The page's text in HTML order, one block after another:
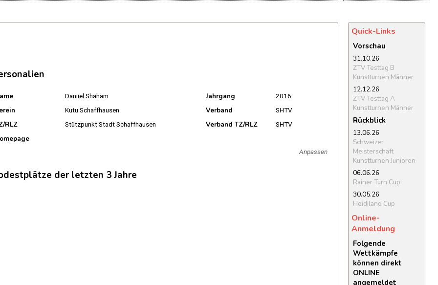
Daniiel Shaham Jahrgang 2016
Kutu Schaffhausen Verband SHTV
RLZ Stützpunkt Stadt Schaffhausen Verband TZ/RLZ SHTV
Anpassen
der letzten 3 Jahre
Quick-Links
Vorschau
31.10.26
ZTV Testtag B
Kunstturnen Männer
12.12.26
ZTV Testtag A
Kunstturnen Männer
Rückblick
13.06.26
Schweizer
Meisterschaft
Kunstturnen Junioren
06.06.26
Rainer Turn Cup
30.05.26
Heidiland Cup
Online-
Anmeldung
Folgende
Wettkämpfe
können direkt
ONLINE
angemeldet